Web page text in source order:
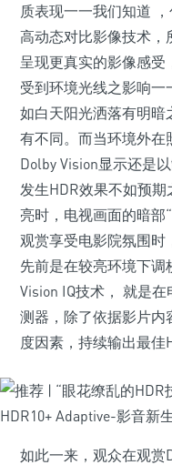
质表现一一我们知道
高动态对比影像技术，
呈现更真实的影像感
受到环境光线之影响
如白天阳光洒落有明暗
有不同。而当环境外在
Dolby Vision显示还是
发生HDR效果不如预
亮时，电视画面的暗部
观赏享受电影院氛围时
先前是在较亮环境下
Vision IQ技术， 就是
测器，除了依据影片内
度因素，持续输出最佳
如此一来，观众在观赏